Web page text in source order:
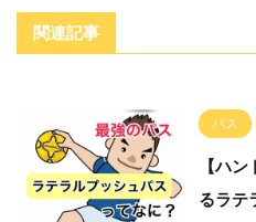
関連記事
パス
【ハ
るラテ